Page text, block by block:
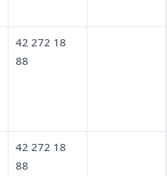
42 272 18
88
42 272 18
88